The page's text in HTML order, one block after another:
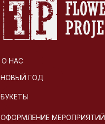
О НАС
НОВЫЙ ГОД
БУКЕТЫ
ОФОРМЛЕНИЕ МЕРОПРИЯТИЙ